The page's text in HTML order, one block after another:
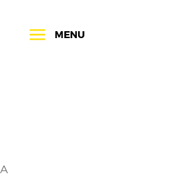
MENU